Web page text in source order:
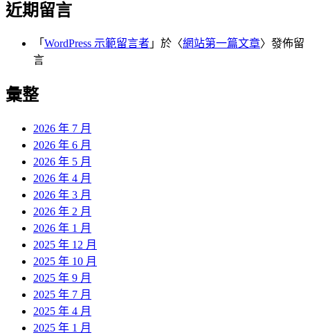
近期留言
「 WordPress 示範留言者 」於〈網站第一篇文章〉發佈留
言
彙整
2026 年 7 月
2026 年 6 月
2026 年 5 月
2026 年 4 月
2026 年 3 月
2026 年 2 月
2026 年 1 月
2025 年 12 月
2025 年 10 月
2025 年 9 月
2025 年 7 月
2025 年 4 月
2025 年 1 月